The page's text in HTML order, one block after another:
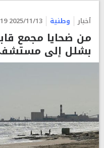
أخبار وطنية 2025/11/13 08:19
من ضحايا مجمع
بشلل إلى